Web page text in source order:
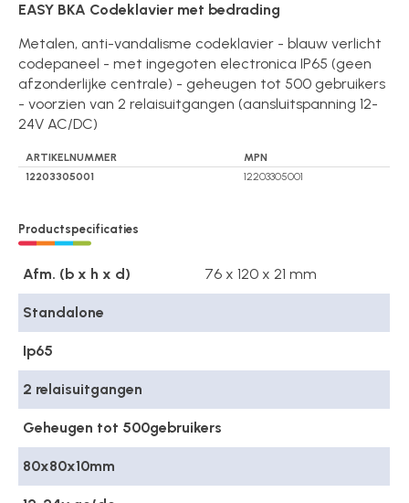
EASY BKA Codeklavier met bedrading
Metalen, anti-vandalisme codeklavier - blauw verlicht
codepaneel - met ingegoten electronica IP65 (geen
afzonderlijke centrale) - geheugen tot 500 gebruikers
- voorzien van 2 relaisuitgangen (aansluitspanning 12-
24V AC/DC)
ARTIKELNUMMER
MPN
12203305001
12203305001
Productspecificaties
Afm. (b x h x d) 76 x 120 x 21 mm
Standalone
Ip65
2 relaisuitgangen
Geheugen tot 500gebruikers
80x80x10mm